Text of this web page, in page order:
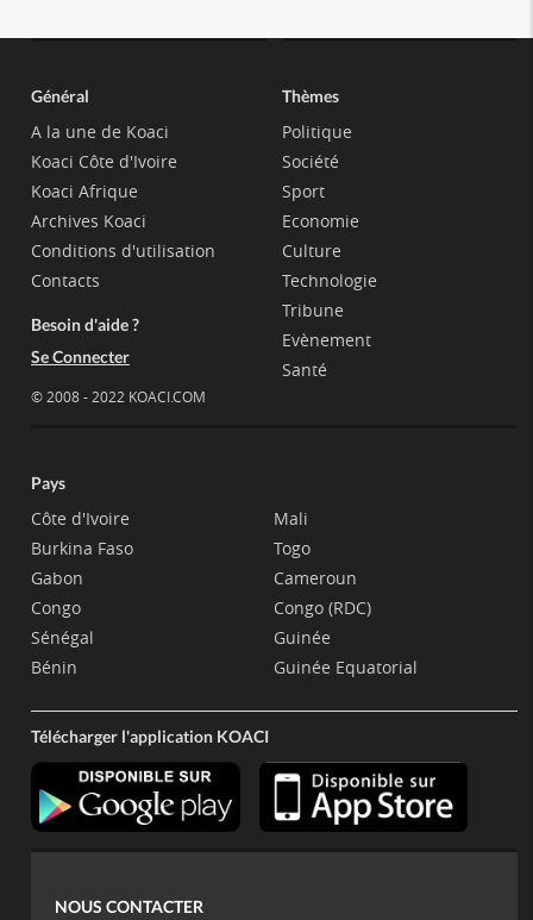
Général
A la une de Koaci
Koaci Côte d'Ivoire
Koaci Afrique
Archives Koaci
Conditions d'utilisation
Contacts
Besoin d'aide ?
Se Connecter
© 2008 - 2022 KOACI.COM
Thèmes
Politique
Société
Sport
Economie
Culture
Technologie
Tribune
Evènement
Santé
Pays
Côte d'Ivoire
Burkina Faso
Gabon
Congo
Sénégal
Bénin
Mali
Togo
Cameroun
Congo (RDC)
Guinée
Guinée Equatorial
Télécharger l'application KOACI
NOUS CONTACTER